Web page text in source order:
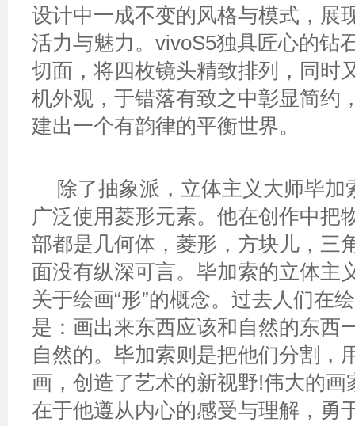
设计中一成不变的风格与模式，展
活力与魅力。vivoS5独具匠心的钻
切面，将四枚镜头精致排列，同时
机外观，于错落有致之中彰显简约
建出一个有韵律的平衡世界。
除了抽象派，立体主义大师毕加
广泛使用菱形元素。他在创作中把
部都是几何体，菱形，方块儿，三
面没有纵深可言。毕加索的立体主
关于绘画“形”的概念。过去人们在
是：画出来东西应该和自然的东西
自然的。毕加索则是把他们分割，
画，创造了艺术的新视野!伟大的画
在于他遵从内心的感受与理解，勇